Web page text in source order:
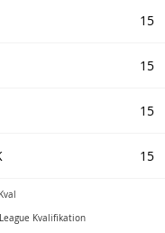
15
15
15
15
Kvalifikation